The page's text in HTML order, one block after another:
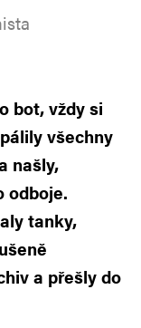
bot, vždy si
všechny
našly,
odboje.
tanky,
a přešly do